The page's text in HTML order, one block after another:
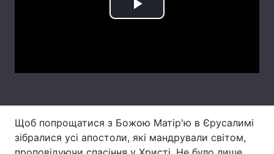
Контакти
Play
Щоб попрощатися з Божою Матір'ю в Єрусалимі
зібралися усі апостоли, які мандрували світом,